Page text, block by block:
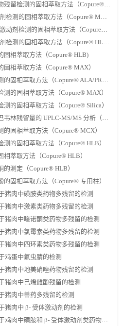
留检测的固相萃取方法（Copure® HLB）
测的固相萃取方法（Copure® MCX）
剂检测的固相萃取方法（Copure® MCX）
检测的固相萃取方法（Copure® HLB）
固相萃取方法（Copure® HLB)
固相萃取方法（Copure® MAX）
固相萃取方法（Copure® ALA/PRS）
测的固相萃取方法（Copure® MAX）
测的固相萃取方法（Copure® Silica）
留量的 UPLC-MS/MS 分析（Copure® PBA）
的固相萃取方法（Copure® MCX）
测的固相萃取方法（Copure® HLB）
相萃取方法（Copure® HLB）
测定（Copure® HLB）
的固相萃取方法（Copure® 专用柱）
猪肉中磺胺类药物多残留的检测
猪肉中激素类药物多残留的检测
猪肉中喹诺酮类药物多残留的检测
猪肉中氯霉素类药物多残留的检测
猪肉中四环素类药物多残留的检测
鸡蛋中氟虫腈的检测
猪肉中地美硝唑药物残留的检测
猪肉中己烯雌酚残留的检测
猪肉中兽药多残留的检测
猪肉中 β- 受体激动剂的检测
胺和 β- 受体激动剂类药物多残留的 UPLC-MS/MS 分析